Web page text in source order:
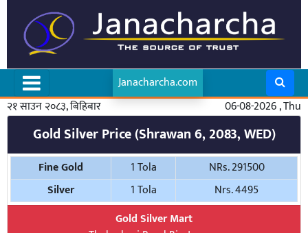
Janacharcha.com
२१ साउन २०८३, बिहिबार
06-08-2026 , Thu
Gold Silver Price (Shrawan 6, 2083, WED)
Fine Gold 1 Tola
NRs. 291500
Silver
1 Tola
Nrs. 4495
Gold Silver Mart